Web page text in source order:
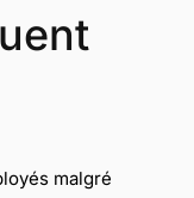
malgré